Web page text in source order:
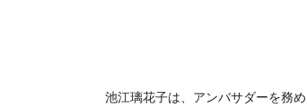
池江璃花子は、アンバサダーを務